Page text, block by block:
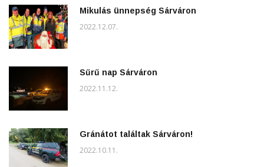
Mikulás ünnepség Sárváron
2022.12.07.
Sűrű nap Sárváron
2022.11.12.
Gránátot találtak Sárváron!
2022.10.11.